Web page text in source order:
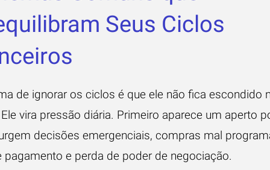
Seus Ciclos
de ignorar os ciclos é que ele não fica escondido
vira pressão diária. Primeiro aparece um aperto
decisões emergenciais, compras mal
pagamento e perda de poder de negociação.